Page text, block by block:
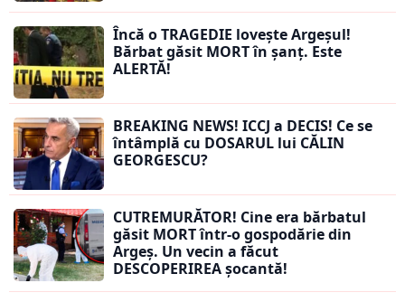
Încă o TRAGEDIE lovește Argeșul!
Bărbat găsit MORT în șanț. Este
ALERTĂ!
BREAKING NEWS! ICCJ a DECIS! Ce se
întâmplă cu DOSARUL lui CĂLIN
GEORGESCU?
CUTREMURĂTOR! Cine era bărbatul
găsit MORT într-o gospodărie din
Argeș. Un vecin a făcut
DESCOPERIREA șocantă!